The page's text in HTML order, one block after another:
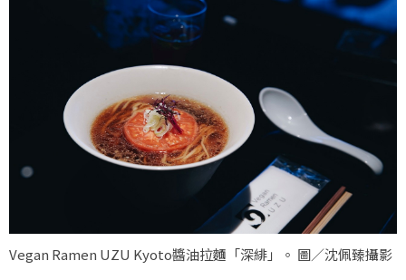
Vegan Ramen UZU Kyoto醬油拉麵「深緋」。 圖／沈佩臻攝影